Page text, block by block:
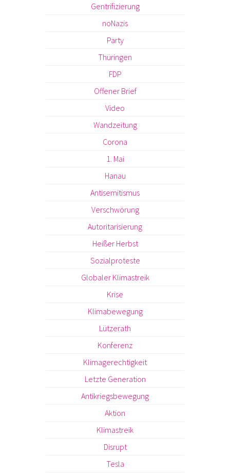
Gentrifizierung
noNazis
Party
Thüringen
FDP
Offener Brief
Video
Wandzeitung
Corona
1. Mai
Hanau
Antisemitismus
Verschwörung
Autoritarisierung
Heißer Herbst
Sozialproteste
Globaler Klimastreik
Krise
Klimabewegung
Lützerath
Konferenz
Klimagerechtigkeit
Letzte Generation
Antikriegsbewegung
Aktion
Klimastreik
Disrupt
Tesla